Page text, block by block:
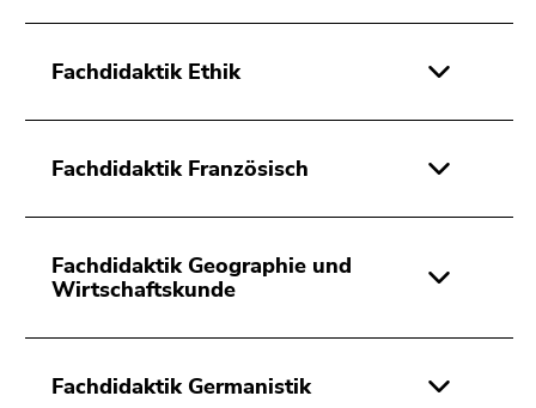
Fachdidaktik Ethik
Fachdidaktik Französisch
Fachdidaktik Geographie und
Wirtschaftskunde
Fachdidaktik Germanistik